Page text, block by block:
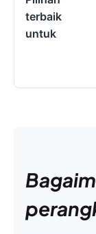
terbaik
untuk